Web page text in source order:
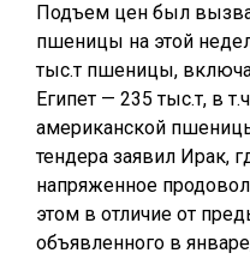
Подъем цен был
пшеницы на этой
тыс.т пшеницы,
Египет — 235 тыс.т, в
американской
тендера заявил Ирак,
напряженное
этом в отличие от
объявленного в